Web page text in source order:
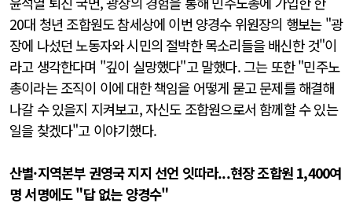
20대 청년 조합원도 참세상에 이번 양경수 위원장의 행보는 "광
장에 나섰던 노동자와 시민의 절박한 목소리들을 배신한 것"이
라고 생각한다며 "깊이 실망했다"고 말했다. 그는 또한 "민주노
총이라는 조직이 이에 대한 책임을 어떻게 묻고 문제를 해결해
나갈 수 있을지 지켜보고, 자신도 조합원으로서 함께할 수 있는
일을 찾겠다"고 이야기했다.
산별·지역본부 권영국 지지 선언 잇따라...현장 조합원 1,400여
명 서명에도 "답 없는 양경수"